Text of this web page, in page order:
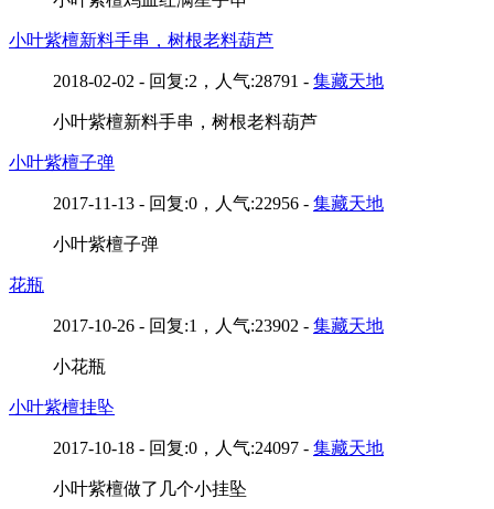
小叶紫檀新料手串，树根老料葫芦
2018-02-02 - 回复:2，人气:28791 - 集藏天地
小叶紫檀新料手串，树根老料葫芦
小叶紫檀子弹
2017-11-13 - 回复:0，人气:22956 - 集藏天地
小叶紫檀子弹
花瓶
2017-10-26 - 回复:1，人气:23902 - 集藏天地
小花瓶
小叶紫檀挂坠
2017-10-18 - 回复:0，人气:24097 - 集藏天地
小叶紫檀做了几个小挂坠